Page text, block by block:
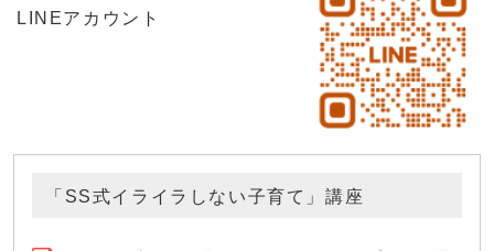
LINEアカウント
「SS式イライラしない子育て」講座